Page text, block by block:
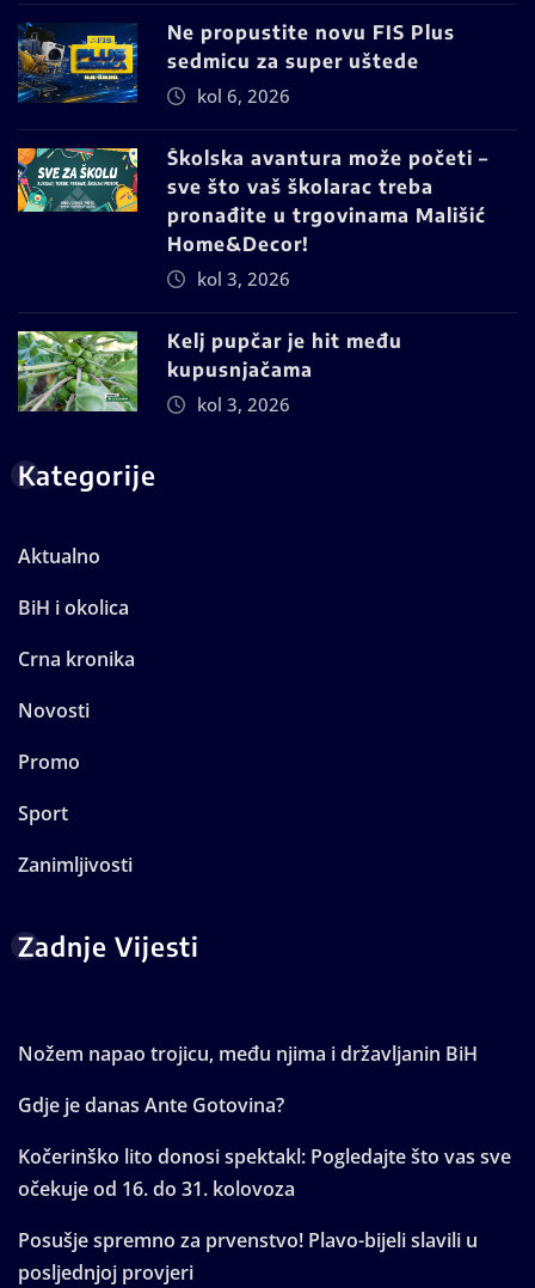
Ne propustite novu FIS Plus
sedmicu za super uštede
kol 6, 2026
Školska avantura može početi –
sve što vaš školarac treba
pronađite u trgovinama Mališić
Home&Decor!
kol 3, 2026
Kelj pupčar je hit među
kupusnjačama
kol 3, 2026
Kategorije
Aktualno
BiH i okolica
Crna kronika
Novosti
Promo
Sport
Zanimljivosti
Zadnje Vijesti
Nožem napao trojicu, među njima i državljanin BiH
Gdje je danas Ante Gotovina?
Kočerinško lito donosi spektakl: Pogledajte što vas sve
očekuje od 16. do 31. kolovoza
Posušje spremno za prvenstvo! Plavo-bijeli slavili u
posljednjoj provjeri